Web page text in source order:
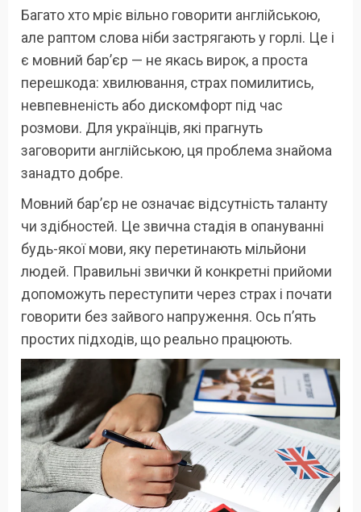
Багато хто мріє вільно говорити англійською,
але раптом слова ніби застрягають у горлі. Це і
є мовний бар’єр — не якась вирок, а проста
перешкода: хвилювання, страх помилитись,
невпевненість або дискомфорт під час
розмови. Для українців, які прагнуть
заговорити англійською, ця проблема знайома
занадто добре.
Мовний бар’єр не означає відсутність таланту
чи здібностей. Це звична стадія в опануванні
будь-якої мови, яку перетинають мільйони
людей. Правильні звички й конкретні прийоми
допоможуть переступити через страх і почати
говорити без зайвого напруження. Ось п’ять
простих підходів, що реально працюють.